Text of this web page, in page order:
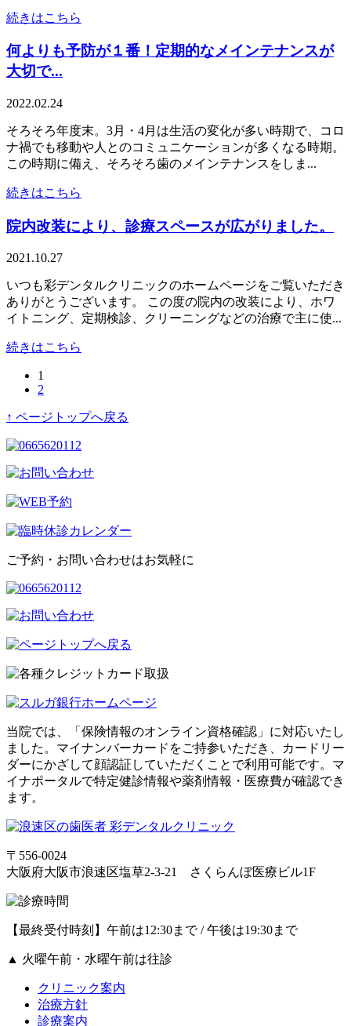
続きはこちら
何よりも予防が１番！定期的なメインテナンスが
大切で...
2022.02.24
そろそろ年度末。3月・4月は生活の変化が多い時期で、コロ
ナ禍でも移動や人とのコミュニケーションが多くなる時期。
この時期に備え、そろそろ歯のメインテナンスをしま...
続きはこちら
院内改装により、診療スペースが広がりました。
2021.10.27
いつも彩デンタルクリニックのホームページをご覧いただき
ありがとうございます。 この度の院内の改装により、ホワ
イトニング、定期検診、クリーニングなどの治療で主に使...
続きはこちら
1
2
↑ ページトップへ戻る
ご予約・お問い合わせはお気軽に
当院では、「保険情報のオンライン資格確認」に対応いたし
ました。マイナンバーカードをご持参いただき、カードリー
ダーにかざして顔認証していただくことで利用可能です。マ
イナポータルで特定健診情報や薬剤情報・医療費が確認でき
ます。
〒556-0024
大阪府大阪市浪速区塩草2-3-21 さくらんぼ医療ビル1F
【最終受付時刻】午前は12:30まで / 午後は19:30まで
▲ 火曜午前・水曜午前は往診
クリニック案内
治療方針
診療案内